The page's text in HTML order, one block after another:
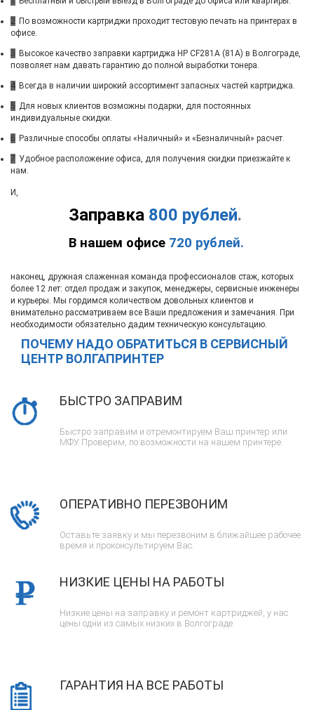
2 По возможности картриджи проходит тестовую печать на принтерах в
офисе.
3 Высокое качество заправки картриджа HP CF281A (81A) в Волгограде,
позволяет нам давать гарантию до полной выработки тонера.
4 Всегда в наличии широкий ассортимент запасных частей картриджа.
5 Для новых клиентов возможны подарки, для постоянных
индивидуальные скидки.
6 Различные способы оплаты «Наличный» и «Безналичный» расчет.
7 Удобное расположение офиса, для получения скидки приезжайте к
нам.
Заправка 800 рублей.
В нашем офисе 720 рублей.
И,
наконец, дружная слаженная команда профессионалов стаж, которых
более 12 лет: отдел продаж и закупок, менеджеры, сервисные инженеры
и курьеры. Мы гордимся количеством довольных клиентов и
внимательно рассматриваем все Ваши предложения и замечания. При
необходимости обязательно дадим техническую консультацию.
ПОЧЕМУ НАДО ОБРАТИТЬСЯ В СЕРВИСНЫЙ
ЦЕНТР ВОЛГАПРИНТЕР
БЫСТРО ЗАПРАВИМ
Быстро заправим и отремонтируем Ваш принтер или
МФУ. Проверим, по возможности на нашем принтере.
ОПЕРАТИВНО ПЕРЕЗВОНИМ
Оставьте заявку и мы перезвоним в ближайшее рабочее
время и проконсультируем Вас.
НИЗКИЕ ЦЕНЫ НА РАБОТЫ
Низкие цены на заправку и ремонт картриджей, у нас
цены одни из самых низких в Волгограде.
ГАРАНТИЯ НА ВСЕ РАБОТЫ